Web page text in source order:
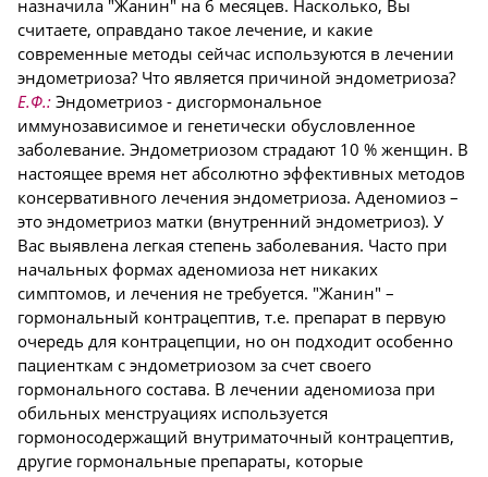
назначила "Жанин" на 6 месяцев. Насколько, Вы
считаете, оправдано такое лечение, и какие
современные методы сейчас используются в лечении
эндометриоза? Что является причиной эндометриоза?
Е.Ф.: Эндометриоз - дисгормональное
иммунозависимое и генетически обусловленное
заболевание. Эндометриозом страдают 10 % женщин. В
настоящее время нет абсолютно эффективных методов
консервативного лечения эндометриоза. Аденомиоз –
это эндометриоз матки (внутренний эндометриоз). У
Вас выявлена легкая степень заболевания. Часто при
начальных формах аденомиоза нет никаких
симптомов, и лечения не требуется. "Жанин" –
гормональный контрацептив, т.е. препарат в первую
очередь для контрацепции, но он подходит особенно
пациенткам с эндометриозом за счет своего
гормонального состава. В лечении аденомиоза при
обильных менструациях используется
гормоносодержащий внутриматочный контрацептив,
другие гормональные препараты, которые